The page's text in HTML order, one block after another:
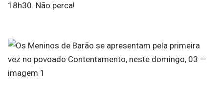
18h30. Não perca!